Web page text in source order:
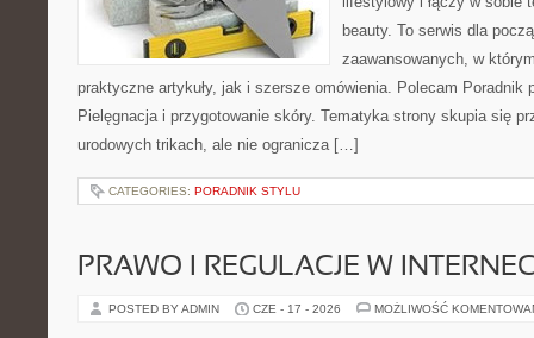
beauty. To serwis dla
zaawansowanych, w
praktyczne artykuły, jak i szersze omówienia. Polecam
Pielęgnacja i przygotowanie skóry. Tematyka strony skupia się
urodowych trikach, ale nie ogranicza […]
CATEGORIES: PORADNIK STYLU
PRAWO I REGULACJE W
POSTED BY ADMIN CZE - 17 - 2026 MOŻLIWOŚĆ